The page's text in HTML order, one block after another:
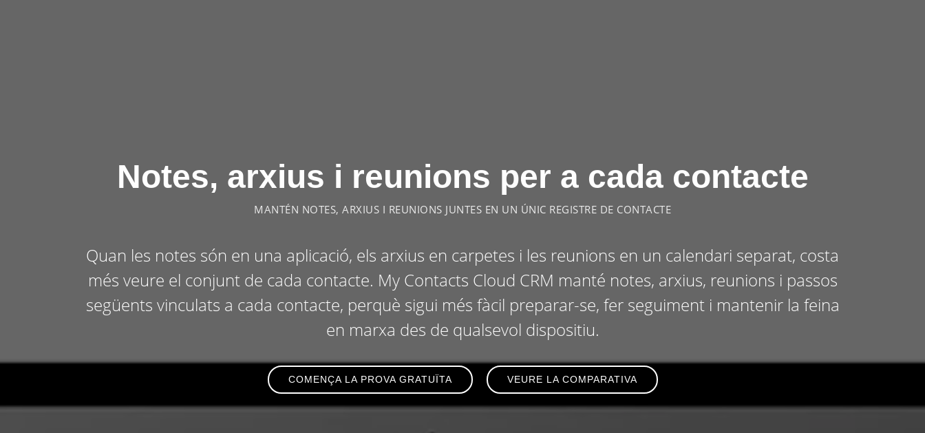
Notes, arxius i reunions per a cada contacte
MANTÉN NOTES, ARXIUS I REUNIONS JUNTES EN UN ÚNIC REGISTRE DE CONTACTE
Quan les notes són en una aplicació, els arxius en carpetes i les reunions en un calendari separat, costa
més veure el conjunt de cada contacte. My Contacts Cloud CRM manté notes, arxius, reunions i passos
següents vinculats a cada contacte, perquè sigui més fàcil preparar-se, fer seguiment i mantenir la feina
en marxa des de qualsevol dispositiu.
COMENÇA LA PROVA GRATUÏTA VEURE LA COMPARATIVA